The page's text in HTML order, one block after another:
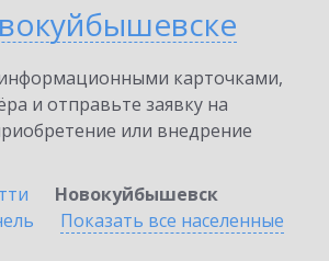
карточками,
и отправьте заявку на
или внедрение
Новокуйбышевск
Показать все населенные